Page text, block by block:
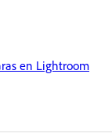
en Lightroom